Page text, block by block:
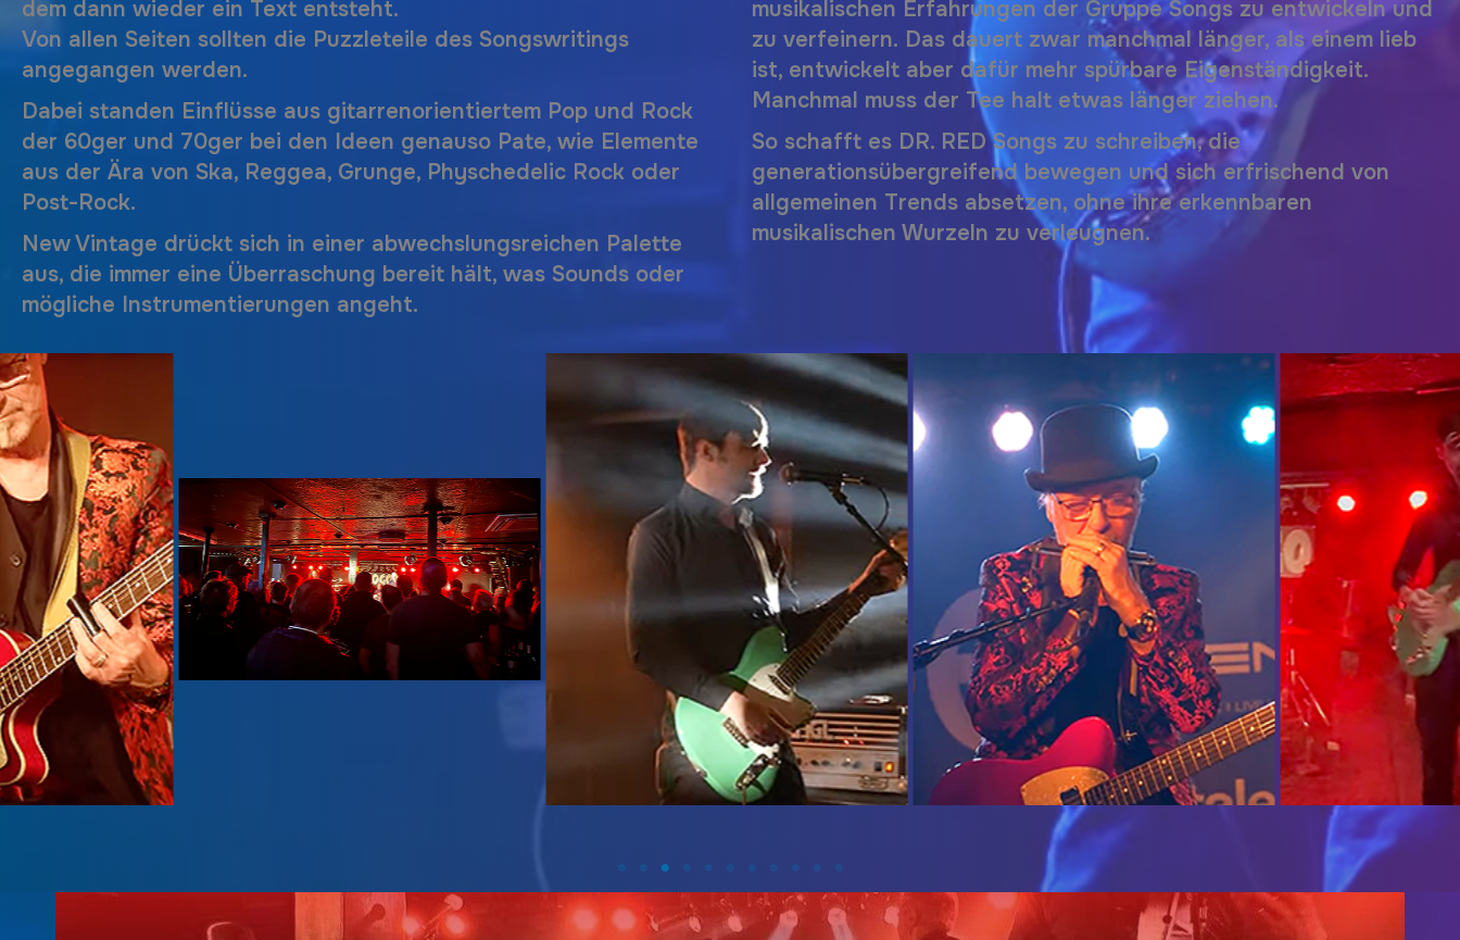
dem dann wieder ein Text entsteht.
Von allen Seiten sollten die Puzzleteile des Songswritings
angegangen werden.
Dabei standen Einflüsse aus gitarrenorientiertem Pop und Rock
der 60ger und 70ger bei den Ideen genauso Pate, wie Elemente
aus der Ära von Ska, Reggea, Grunge, Physchedelic Rock oder
Post-Rock.
New Vintage drückt sich in einer abwechslungsreichen Palette
aus, die immer eine Überraschung bereit hält, was Sounds oder
mögliche Instrumentierungen angeht.
musikalischen Erfahrungen der Gruppe Songs zu entwickeln und
zu verfeinern. Das dauert zwar manchmal länger, als einem lieb
ist, entwickelt aber dafür mehr spürbare Eigenständigkeit.
Manchmal muss der Tee halt etwas länger ziehen.
So schafft es DR. REDSongs zu schreiben, die
generationsübergreifend bewegen und sich erfrischend von
allgemeinen Trends absetzen, ohne ihre erkennbaren
musikalischen Wurzeln zu verleugnen.